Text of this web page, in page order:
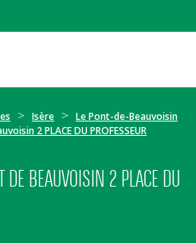
Isère
Le Pont-de-Beauvoisin
2 PLACE DU PROFESSEUR
DE BEAUVOISIN 2 PLACE DU